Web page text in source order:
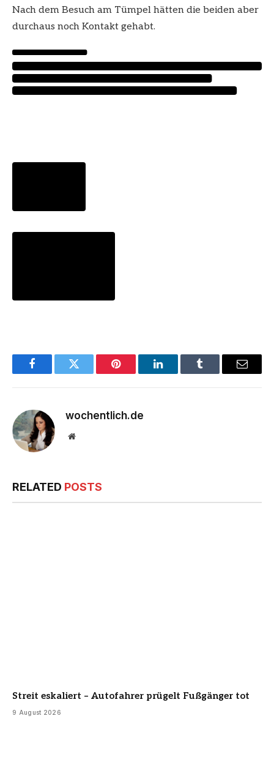
Nach dem Besuch am Tümpel hätten die beiden aber
durchaus noch Kontakt gehabt.
FacebookTwitter Pinterest LinkedInTumblr Email
wochentlich.de
Website
RELATED POSTS
Streit eskaliert – Autofahrer prügelt Fußgänger tot
9 August 2026